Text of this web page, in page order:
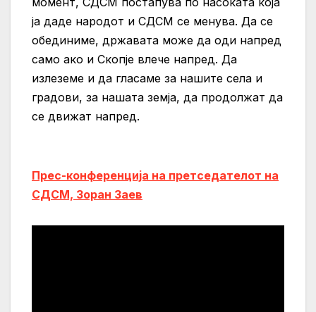
ја даде народот и СДСМ се менува. Да се
обединиме, државата може да оди напред
само ако и Скопје влече напред. Да
излеземе и да гласаме за нашите села и
градови, за нашата земја, да продолжат да
се движат напред.
Прес-конференција на претседателот на
СДСМ, Зоран Заев